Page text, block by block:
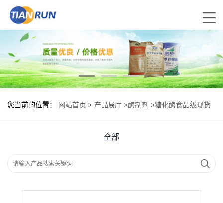
您当前的位置： 网站首页 > 产品展厅 >酶制剂 >糖化酶食品级现货
全部